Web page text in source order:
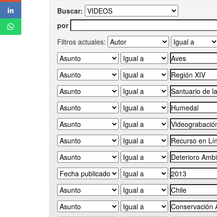
Buscar:
por
Filtros actuales: